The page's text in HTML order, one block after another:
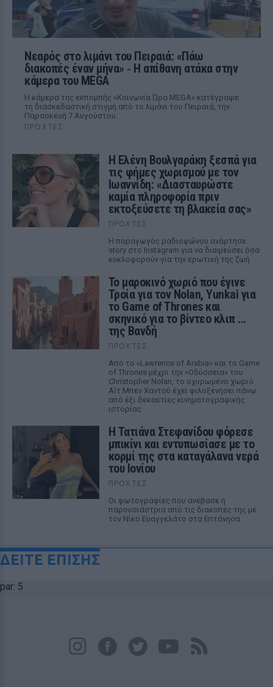
Νεαρός στο λιμάνι του Πειραιά: «Πάω
διακοπές έναν μήνα» ‑ Η απίθανη ατάκα στην
κάμερα του MEGA
Η κάμερα της εκπομπής «Κοινωνία Ώρα MEGA» κατέγραψε
τη διασκεδαστική στιγμή από το λιμάνι του Πειραιά, την
Παρασκευή 7 Αυγούστου.
ΠΡΟΧΤΈΣ
Η Ελένη Βουλγαράκη ξεσπά για
τις φήμες χωρισμού με τον
Ιωαννίδη: «Διασταυρώστε
καμία πληροφορία πριν
εκτοξεύσετε τη βλακεία σας»
ΠΡΟΧΤΈΣ
Η παραγωγός ραδιοφώνου ανάρτησε
story στο Instagram για να διαψεύσει όσα
κυκλοφορούν για την ερωτική της ζωή
Το μαροκινό χωριό που έγινε
Τροία για τον Nolan, Yunkai για
το Game of Thrones και
σκηνικό για το βίντεο κλιπ ...
της Βανδή
ΠΡΟΧΤΈΣ
Από το «Lawrence of Arabia» και το Game
of Thrones μέχρι την «Οδύσσεια» του
Christopher Nolan, το οχυρωμένο χωριό
Αΐτ Μπεν Χαντού έχει φιλοξενήσει πάνω
από έξι δεκαετίες κινηματογραφικής
ιστορίας
Η Τατιάνα Στεφανίδου φόρεσε
μπικίνι και εντυπωσίασε με το
κορμί της στα καταγάλανα νερά
του Ιονίου
ΠΡΟΧΤΈΣ
Οι φωτογραφίες που ανέβασε η
παρουσιάστρια από τις διακοπές της με
τον Νίκο Ευαγγελάτο στα Επτάνησα
ΔΕΙΤΕ ΕΠΙΣΗΣ
par: 5